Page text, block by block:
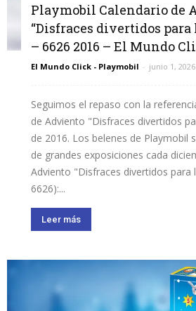
Playmobil Calendario de
“Disfraces divertidos para
– 6626 2016 – El Mundo
El Mundo Click - Playmobil - junio 1, 2026
Seguimos el repaso con la
de Adviento "Disfraces divertidos
de 2016. Los belenes de Playmobil
de grandes exposiciones cada
Adviento "Disfraces divertidos para
6626):...
Leer más